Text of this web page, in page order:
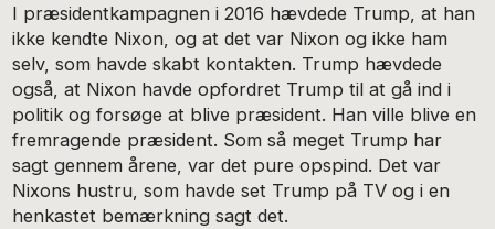
I præsidentkampagnen i 2016 hævdede Trump, at han
ikke kendte Nixon, og at det var Nixon og ikke ham
selv, som havde skabt kontakten. Trump hævdede
også, at Nixon havde opfordret Trump til at gå ind i
politik og forsøge at blive præsident. Han ville blive en
fremragende præsident. Som så meget Trump har
sagt gennem årene, var det pure opspind. Det var
Nixons hustru, som havde set Trump på TV og i en
henkastet bemærkning sagt det.